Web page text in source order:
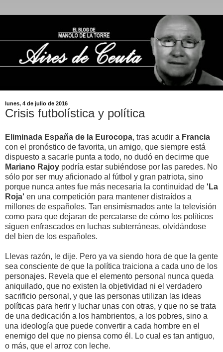
lunes, 4 de julio de 2016
Crisis futbolística y política
Eliminada España de la Eurocopa, tras acudir a Francia
con el pronóstico de favorita, un amigo, que siempre está
dispuesto a sacarle punta a todo, no dudó en decirme que
Mariano Rajoy podría estar subiéndose por las paredes. No
sólo por ser muy aficionado al fútbol y gran patriota, sino
porque nunca antes fue más necesaria la continuidad de 'La
Roja' en una competición para mantener distraídos a
millones de españoles. Tan ensimismados ante la televisión
como para que dejaran de percatarse de cómo los políticos
siguen enfrascados en luchas subterráneas, olvidándose
del bien de los españoles.
Llevas razón, le dije. Pero ya va siendo hora de que la gente
sea consciente de que la política traiciona a cada uno de los
personajes. Revela que el elemento personal nunca queda
aniquilado, que no existen la objetividad ni el verdadero
sacrificio personal, y que las personas utilizan las ideas
políticas para herir y luchar unas con otras, y que no se trata
de una dedicación a los hambrientos, a los pobres, sino a
una ideología que puede convertir a cada hombre en el
enemigo del que no piensa como él. Lo cual es tan antiguo,
o más, que el arroz con leche.